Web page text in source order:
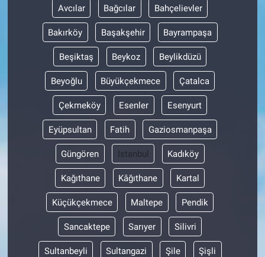
Avcılar Bağcılar Bahçelievler
Bakırköy Başakşehir Bayrampaşa
Beşiktaş Beykoz Beylikdüzü
Beyoğlu Büyükçekmece Çatalca
Çekmeköy Esenler Esenyurt
Eyüpsultan Fatih Gaziosmanpaşa
Güngören Istanbul Kadıköy
Kağıthane Kâğıthane Kartal
Küçükçekmece Maltepe Pendik
Sancaktepe Sarıyer Silivri
Sultanbeyli Sultangazi Şile Şişli